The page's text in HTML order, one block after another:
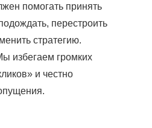
помогать принять
перестроить
стратегию.
избегаем громких
и честно